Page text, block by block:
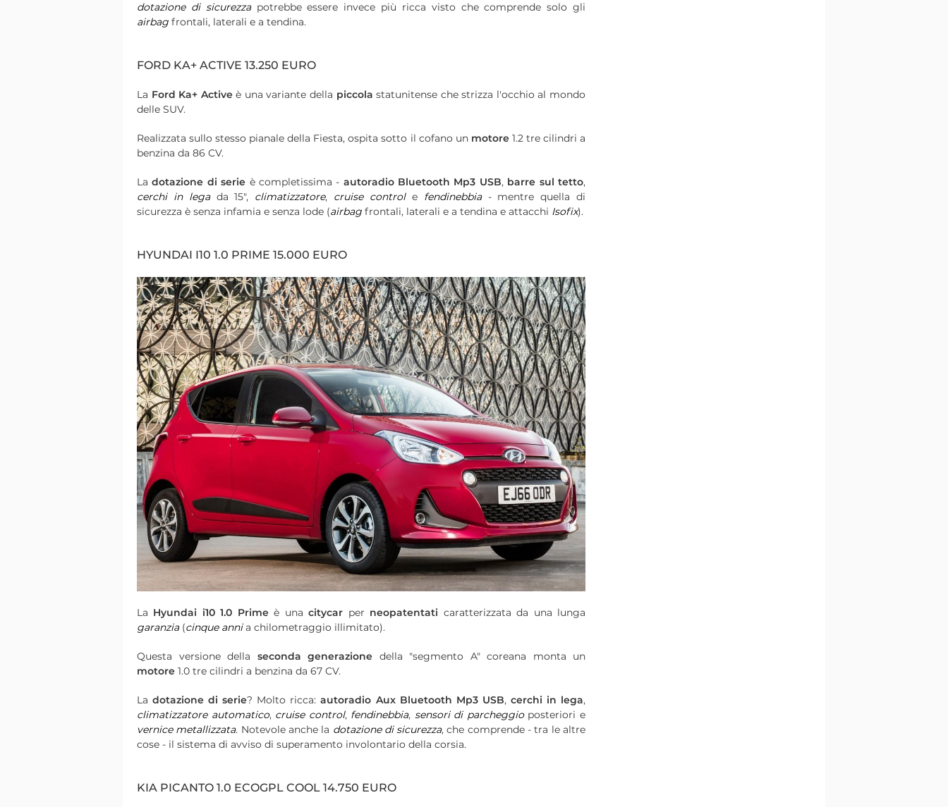
dotazione di sicurezzapotrebbe essere invece più ricca visto che comprende solo gli
airbag frontali, laterali e a tendina.
FORD KA+ ACTIVE 13.250 EURO
La Ford Ka+ Activeè una variante della piccolastatunitense che strizza l'occhio al mondo
delle SUV.
Realizzata sullo stesso pianale della Fiesta, ospita sotto il cofano un motore 1.2 tre cilindri a
benzina da 86 CV.
La dotazione di serie è completissima - autoradio Bluetooth Mp3 USB, barre sul tetto,
cerchi in legada 15", climatizzatore, cruise controle fendinebbia - mentre quella di
sicurezza è senza infamia e senza lode (airbag frontali, laterali e a tendina e attacchi Isofix).
HYUNDAI I10 1.0 PRIME 15.000 EURO
La Hyundai i10 1.0 Primeè unacitycar per neopatentati caratterizzata da una lunga
garanzia (cinque annia chilometraggio illimitato).
Questa versione della seconda generazione della "segmento A" coreana monta un
motore 1.0 tre cilindri a benzina da 67 CV.
Ladotazione di serie? Molto ricca:autoradio Aux Bluetooth Mp3 USB, cerchi in lega,
climatizzatore automatico, cruise control, fendinebbia, sensori di parcheggioposteriori e
vernice metallizzata. Notevole anche la dotazione di sicurezza, che comprende - tra le altre
cose - il sistema di avviso di superamento involontario della corsia.
KIA PICANTO 1.0 ECOGPL COOL 14.750 EURO